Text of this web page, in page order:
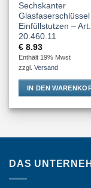
Sechskanter
Glasfaserschlüssel
Einfüllstutzen – Art.
20.460.11
€ 8.93
Enthält 19% Mwst
zzgl.Versand
IN DEN
DAS